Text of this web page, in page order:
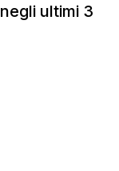
ultimi 3